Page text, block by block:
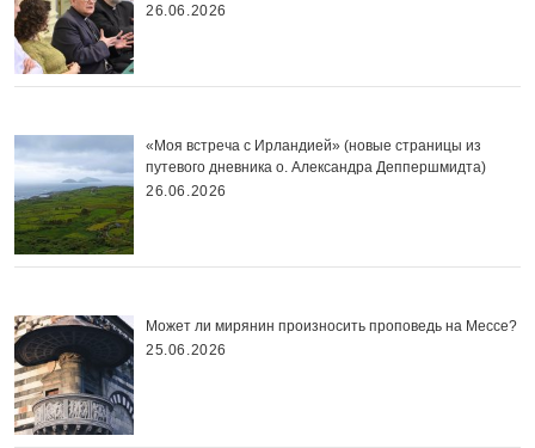
26.06.2026
«Моя встреча с Ирландией» (новые страницы из
путевого дневника о. Александра Деппершмидта)
26.06.2026
Может ли мирянин произносить проповедь на Мессе?
25.06.2026